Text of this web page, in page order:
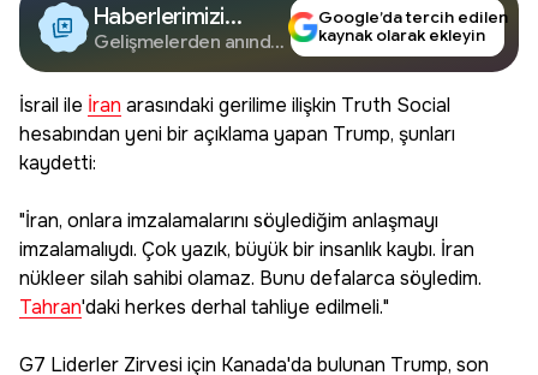
Haberlerimizi
Google'da Takip
Edin
Gelişmelerden anında
Google’da tercih edilen
kaynak olarak ekleyin
İsrail ile İran arasındaki gerilime ilişkin Truth Social
hesabından yeni bir açıklama yapan Trump, şunları
kaydetti:
"İran, onlara imzalamalarını söylediğim anlaşmayı
imzalamalıydı. Çok yazık, büyük bir insanlık kaybı. İran
nükleer silah sahibi olamaz. Bunu defalarca söyledim.
Tahran'daki herkes derhal tahliye edilmeli."
G7 Liderler Zirvesi için Kanada'da bulunan Trump, son